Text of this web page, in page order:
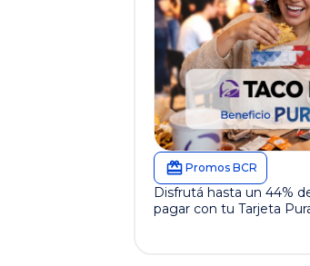
Promos BCR
Disfrutá hasta un 44%
pagar con tu Tarjeta